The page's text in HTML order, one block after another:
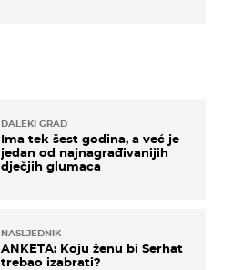
DALEKI GRAD
Ima tek šest godina, a već je
jedan od najnagrađivanijih
dječjih glumaca
NASLJEDNIK
ANKETA: Koju ženu bi Serhat
trebao izabrati?